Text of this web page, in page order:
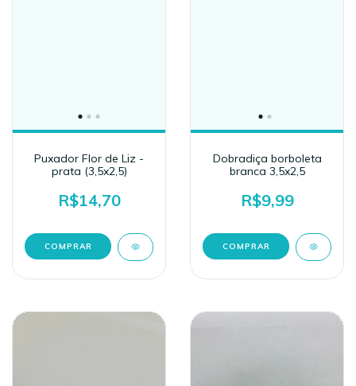
Puxador Flor de Liz -
prata (3,5x2,5)
R$14,70
Dobradiça borboleta
branca 3,5x2,5
R$9,99